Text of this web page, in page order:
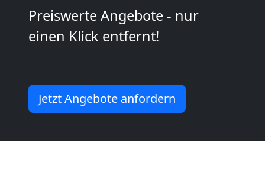
Preiswerte Angebote - nur
einen Klick entfernt!
Jetzt Angebote anfordern
LKW
Wolfsberg